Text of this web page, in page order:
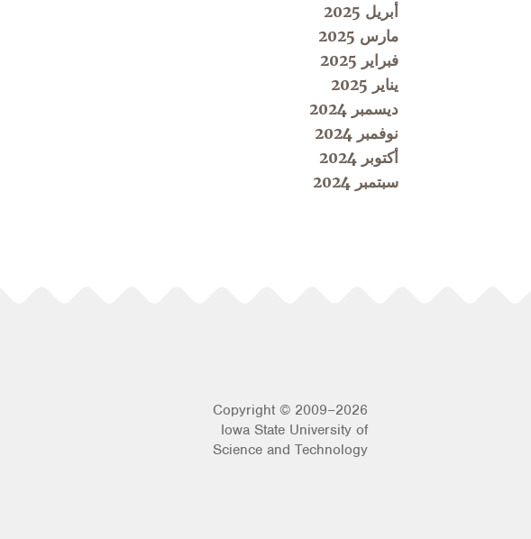
أبريل 2025
مارس 2025
فبراير 2025
يناير 2025
ديسمبر 2024
نوفمبر 2024
أكتوبر 2024
سبتمبر 2024
Copyright © 2009–2026
Iowa State University of
Science and Technology